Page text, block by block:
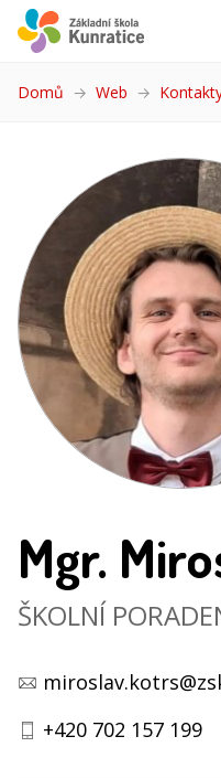
Domů Web
Mgr.
ŠKOLNÍ
+420 702 157 199